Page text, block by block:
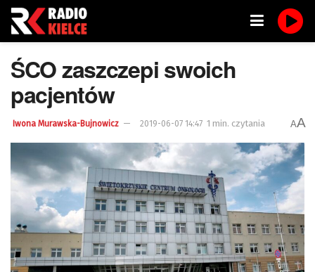
ŚCO zaszczepi swoich
pacjentów
Iwona Murawska-Bujnowicz 2019-06-07 14:47 1 min. czytania AA